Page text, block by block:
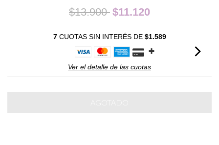
$13.900 $11.120
7CUOTAS SIN INTERÉS DE $1.589
Ver el detalle de las cuotas